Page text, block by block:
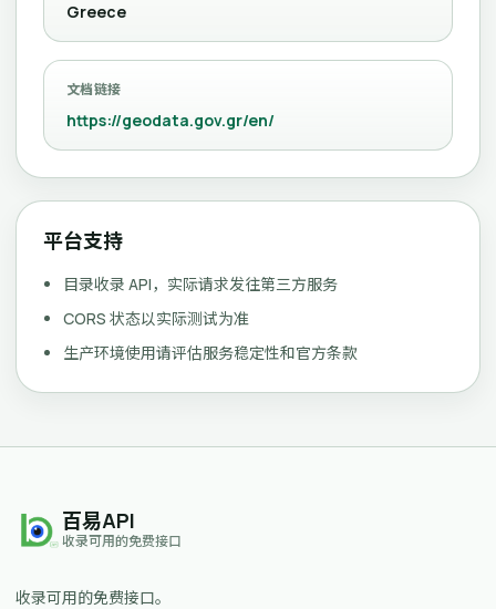
Greece
文档链接
https://geodata.gov.gr/en/
平台支持
目录收录 API，实际请求发往第三方服务
CORS 状态以实际测试为准
生产环境使用请评估服务稳定性和官方条款
百易API
收录可用的免费接口
收录可用的免费接口。